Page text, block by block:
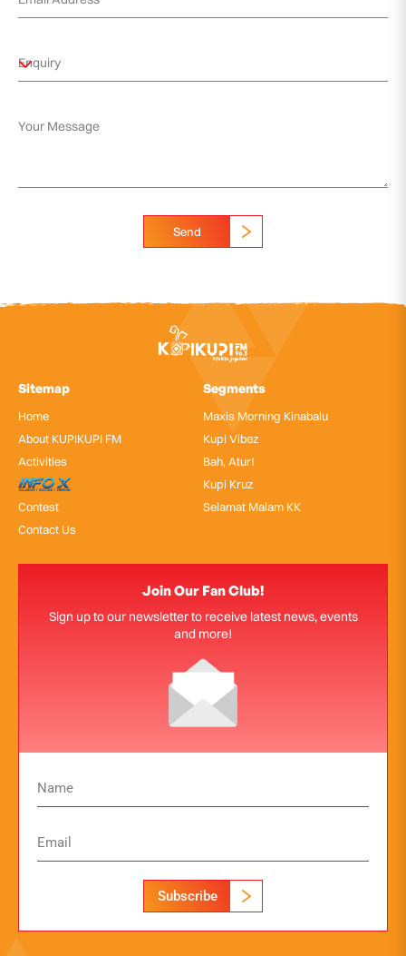
Send
Sitemap
Home
About KUPIKUPI FM
Activities
InfoX
Contest
Contact Us
Segments
Maxis Morning Kinabalu
Kupi Vibez
Bah, Atur!
Kupi Kruz
Selamat Malam KK
Join Our Fan Club!
Sign up to our newsletter to receive latest news, events
and more!
Subscribe